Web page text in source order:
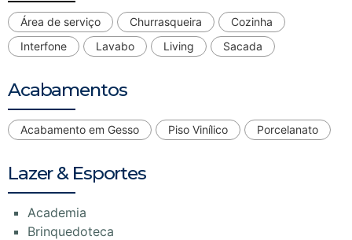
Área de serviço Churrasqueira
Cozinha
Interfone
Lavabo Living Sacada
Acabamentos
Acabamento em Gesso Piso Vinílico Porcelanato
Lazer & Esportes
Academia
Brinquedoteca